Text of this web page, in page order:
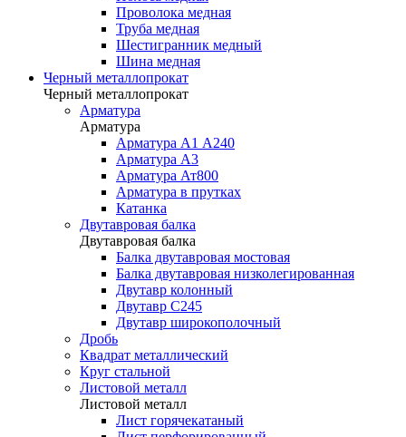
Проволока медная
Труба медная
Шестигранник медный
Шина медная
Черный металлопрокат
Черный металлопрокат
Арматура
Арматура
Арматура А1 А240
Арматура А3
Арматура Ат800
Арматура в прутках
Катанка
Двутавровая балка
Двутавровая балка
Балка двутавровая мостовая
Балка двутавровая низколегированная
Двутавр колонный
Двутавр С245
Двутавр широкополочный
Дробь
Квадрат металлический
Круг стальной
Листовой металл
Листовой металл
Лист горячекатаный